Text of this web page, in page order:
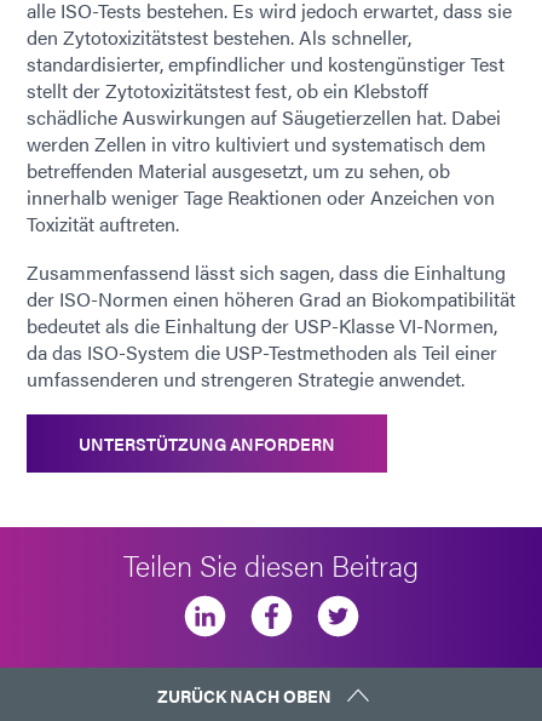
alle ISO-Tests bestehen. Es wird jedoch erwartet, dass sie
den Zytotoxizitätstest bestehen. Als schneller,
standardisierter, empfindlicher und kostengünstiger Test
stellt der Zytotoxizitätstest fest, ob ein Klebstoff
schädliche Auswirkungen auf Säugetierzellen hat. Dabei
werden Zellen in vitro kultiviert und systematisch dem
betreffenden Material ausgesetzt, um zu sehen, ob
innerhalb weniger Tage Reaktionen oder Anzeichen von
Toxizität auftreten.
Zusammenfassend lässt sich sagen, dass die Einhaltung
der ISO-Normen einen höheren Grad an Biokompatibilität
bedeutet als die Einhaltung der USP-Klasse VI-Normen,
da das ISO-System die USP-Testmethoden als Teil einer
umfassenderen und strengeren Strategie anwendet.
UNTERSTÜTZUNG ANFORDERN
Teilen Sie diesen Beitrag
ZURÜCK NACH OBEN